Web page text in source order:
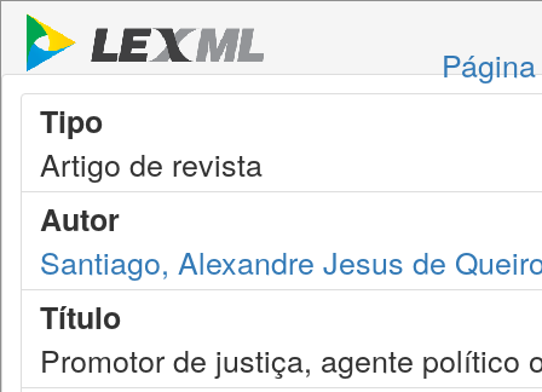
Tipo
Artigo de revista
Autor
Santiago, Alexandre Jesus de
Título
Promotor de justiça, agente político